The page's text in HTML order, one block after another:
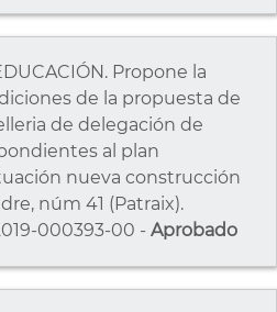
Propone la
de la propuesta de
de delegación de
al plan
nueva construcción
núm 41 (Patraix).
000393-00 - Aprobado